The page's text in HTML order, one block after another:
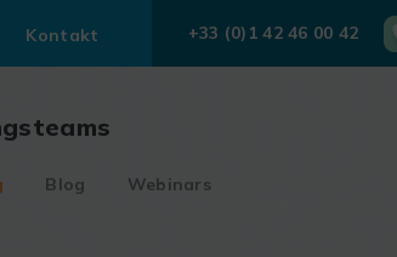
Kontakt +33 (0)1 42 46 00 42
Blog Webinars